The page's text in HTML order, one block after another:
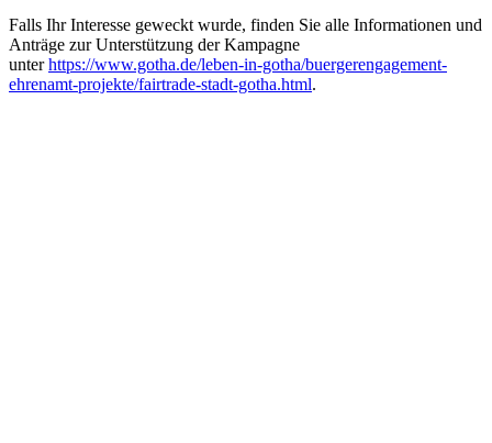
Falls Ihr Interesse geweckt wurde, finden Sie alle Informationen und
Anträge zur Unterstützung der Kampagne
unterhttps://www.gotha.de/leben-in-gotha/buergerengagement-
ehrenamt-projekte/fairtrade-stadt-gotha.html.